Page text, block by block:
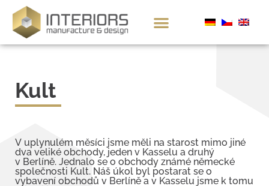
Kult
V uplynulém měsíci jsme měli na starost mimo jiné
dva veliké obchody, jeden v Kasselu a druhý
v Berlíně. Jednalo se o obchody známé německé
společnosti Kult. Náš úkol byl postarat se o
vybavení obchodů v Berlíně a v Kasselu jsme k tomu